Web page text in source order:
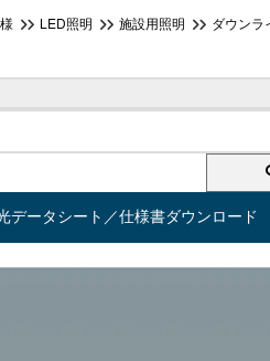
LED照明 施設用照明 ダウンラ
データシート／仕様書ダウンロード